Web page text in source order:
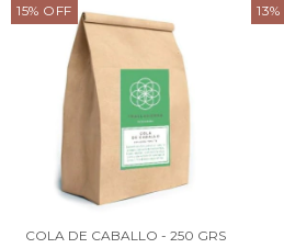
15% OFF
COLA DE CABALLO - 250 GRS
13%